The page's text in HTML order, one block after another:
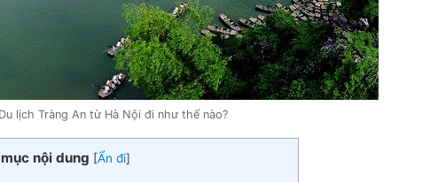
Du lịch Tràng An từ Hà Nội đi như thế nào?
nội dung [Ẩn đi]